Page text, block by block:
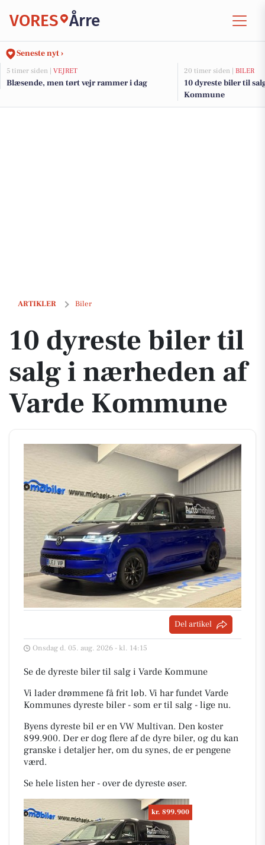
VORES Årre
Seneste nyt ›
5 timer siden | VEJRET
Blæsende, men tørt vejr rammer i dag
20 timer siden | BILER
10 dyreste biler til
Kommune
ARTIKLER Biler
10 dyreste biler til salg i nærheden af Varde Kommune
10 dyreste biler til
salg i nærheden af
Varde Kommune
Del artikel
Onsdag d. 05. aug. 2026 - kl. 14:15
Se de dyreste biler til salg i Varde Kommune
Vi lader drømmene få frit løb. Vi har fundet Varde
Kommunes dyreste biler - som er til salg - lige nu.
Byens dyreste bil er en VW Multivan. Den koster
899.900. Der er dog flere af de dyre biler, og du kan
granske i detaljer her, om du synes, de er pengene
værd.
Se hele listen her - over de dyreste øser.
kr. 899.900